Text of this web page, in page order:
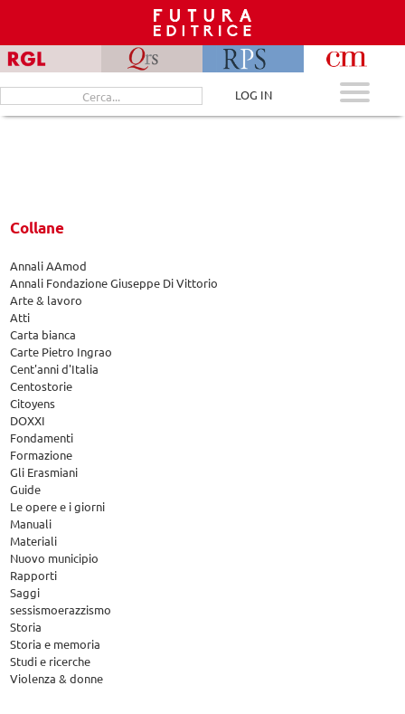
content
Cerca
per:
LOG IN
Collane
Annali AAmod
Annali Fondazione Giuseppe Di Vittorio
Arte & lavoro
Atti
Carta bianca
Carte Pietro Ingrao
Cent'anni d'Italia
Centostorie
Citoyens
DOXXI
Fondamenti
Formazione
Gli Erasmiani
Guide
Le opere e i giorni
Manuali
Materiali
Nuovo municipio
Rapporti
Saggi
sessismoerazzismo
Storia
Storia e memoria
Studi e ricerche
Violenza & donne